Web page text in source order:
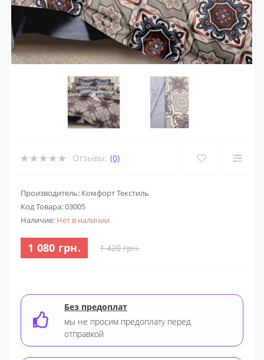
Отзывы: (0)
Производитель: Комфорт Текстиль
Код Товара:03005
Наличие: Нет в наличии
1 080 грн. 1 420 грн.
Без предоплат
мы не просим предоплату перед
отправкой